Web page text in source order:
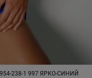
238-1 997 ЯРКО-СИНИЙ